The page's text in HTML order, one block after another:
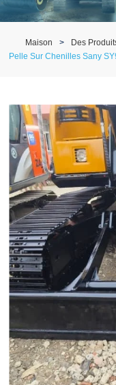
Maison Des
Pelle Sur Chenilles Sany